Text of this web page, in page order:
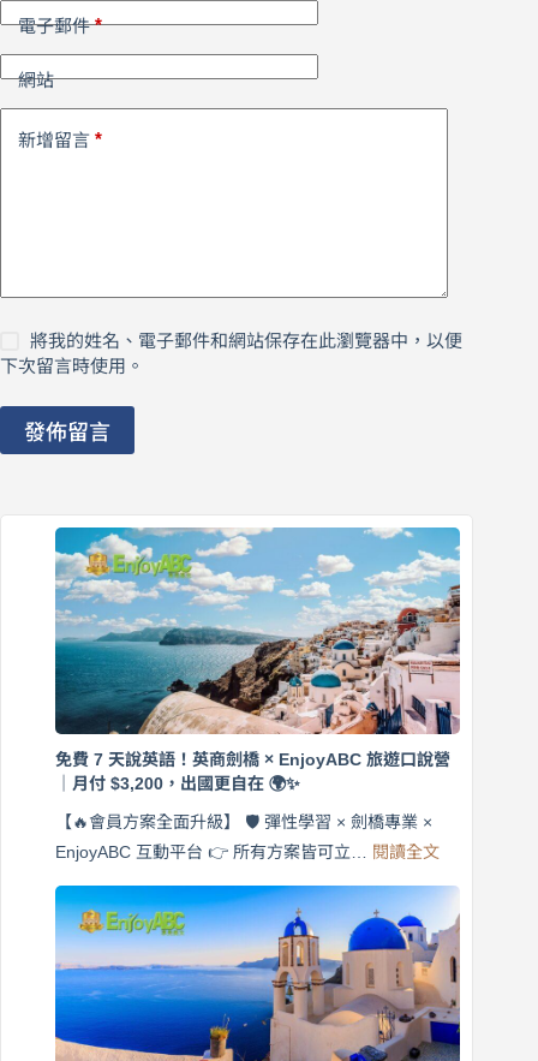
電子郵件*
網站
新增留言 *
將我的姓名、電子郵件和網站保存在此瀏覽器中，以便
下次留言時使用。
發佈留言
免費 7 天說英語！英商劍橋 × EnjoyABC 旅遊口說營
｜月付 $3,200，出國更自在 🌍✨
【🔥會員方案全面升級】 🛡️ 彈性學習 × 劍橋專業 ×
EnjoyABC 互動平台 👉 所有方案皆可立… 閱讀全文:
天
說
英
語！
英